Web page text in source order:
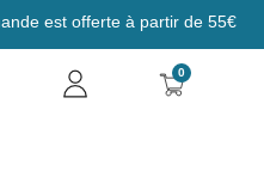
est offerte à partir de 55€
0